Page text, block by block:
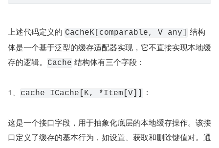
上述代码定义的 CacheK[comparable, V any]
结构
体是一个基于泛型的缓存适配器实现，它不直接实现本地缓
存的逻辑。
Cache 结构体有三个字段：
1、 cache ICache[K, *Item[V]] ：
这是一个接口字段，用于抽象化底层的本地缓存操作。该接
口定义了缓存的基本行为，如设置、获取和删除键值对。通